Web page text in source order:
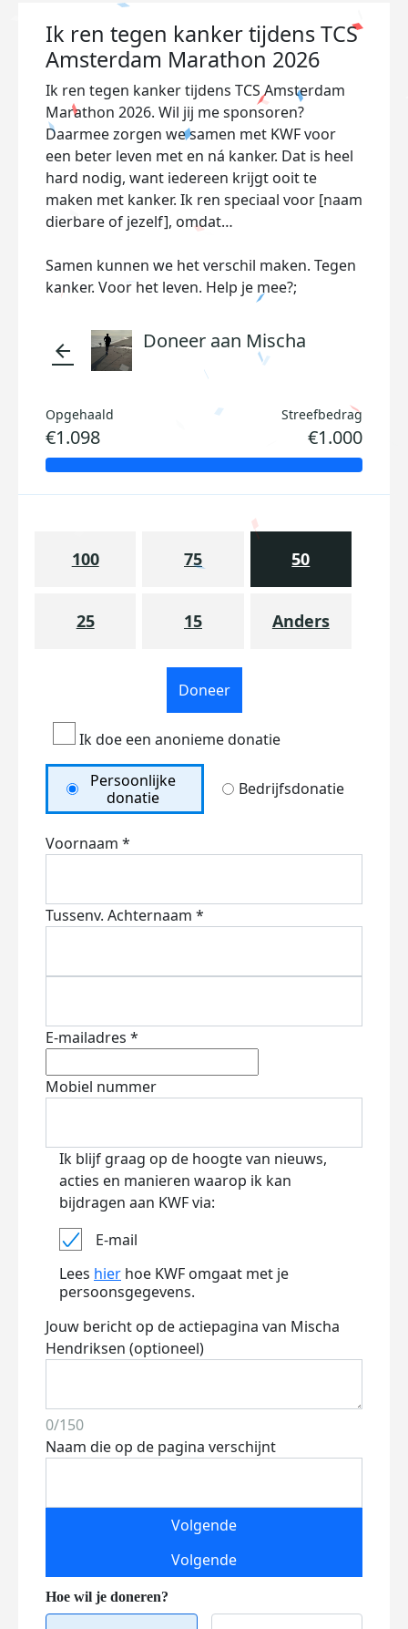
Ik ren tegen kanker tijdens TCS
Amsterdam Marathon 2026
Ik ren tegen kanker tijdens TCS Amsterdam
Marathon 2026. Wil jij me sponsoren?
Daarmee zorgen we samen met KWF voor
een beter leven met en ná kanker. Dat is heel
hard nodig, want iedereen krijgt ooit te
maken met kanker. Ik ren speciaal voor [naam
dierbare of jezelf], omdat…
Samen kunnen we het verschil maken. Tegen
kanker. Voor het leven. Help je mee?;
arrow_back Doneer aan Mischa
Opgehaald
€1.098
Streefbedrag
€1.000
100 75 50
25 15 Anders
Doneer
Ik doe een anonieme donatie
Persoonlijke
donatie
Bedrijfsdonatie
Voornaam *
Tussenv. Achternaam *
E-mailadres *
Mobiel nummer
Ik blijf graag op de hoogte van nieuws,
acties en manieren waarop ik kan
bijdragen aan KWF via:
E-mail
Lees hier hoe KWF omgaat met je
persoonsgegevens.
Jouw bericht op de actiepagina van Mischa
Hendriksen (optioneel)
0/150
Naam die op de pagina verschijnt
Volgende
Volgende